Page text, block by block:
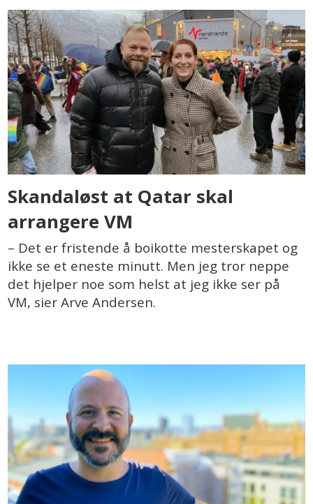
Skandaløst at Qatar skal
arrangere VM
– Det er fristende å boikotte mesterskapet og
ikke se et eneste minutt. Men jeg tror neppe
det hjelper noe som helst at jeg ikke ser på
VM, sier Arve Andersen.